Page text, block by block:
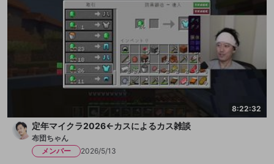
8:22:32
定年マイクラ2026←カスによるカス雑談
布団ちゃん
メンバー
2026/5/13